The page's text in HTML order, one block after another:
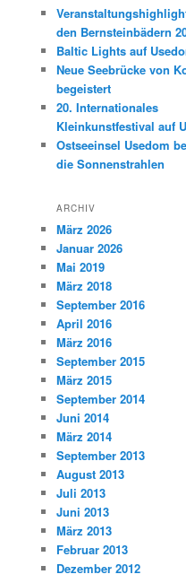
den Bernsteinbädern
Baltic Lights auf
Neue Seebrücke von
begeistert
20. Internationales
Kleinkunstfestival auf
Ostseeinsel Usedom
die Sonnenstrahlen
ARCHIV
März 2026
Januar 2026
Mai 2019
März 2018
September 2016
April 2016
März 2016
September 2015
März 2015
September 2014
Juni 2014
März 2014
September 2013
August 2013
Juli 2013
Juni 2013
März 2013
Februar 2013
Dezember 2012